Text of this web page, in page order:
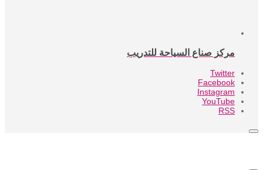
مركز صناع السياحة للتدريب
Twitter
Facebook
Instagram
YouTube
RSS